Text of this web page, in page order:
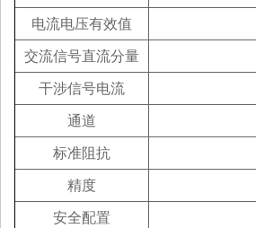
电流电压有效值
交流信号直流分量
干涉信号电流
通道
标准阻抗
精度
安全配置